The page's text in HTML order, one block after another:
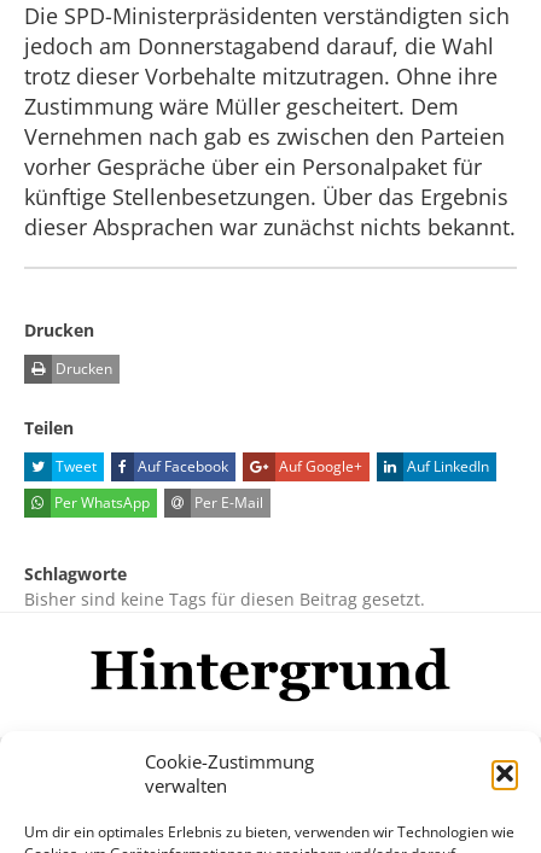
Cookie-Zustimmung
verwalten
Um dir ein optimales Erlebnis zu bieten, verwenden wir Technologien wie
Die SPD-Ministerpräsidenten verständigten sich
jedoch am Donnerstagabend darauf, die Wahl
trotz dieser Vorbehalte mitzutragen. Ohne ihre
Zustimmung wäre Müller gescheitert. Dem
Vernehmen nach gab es zwischen den Parteien
vorher Gespräche über ein Personalpaket für
künftige Stellenbesetzungen. Über das Ergebnis
dieser Absprachen war zunächst nichts bekannt.
Drucken
Drucken
Teilen
Tweet Auf Facebook Auf Google+
Auf LinkedIn
Per WhatsApp
Per E-Mail
Schlagworte
Bisher sind keine Tags für diesen Beitrag gesetzt.
Mehr